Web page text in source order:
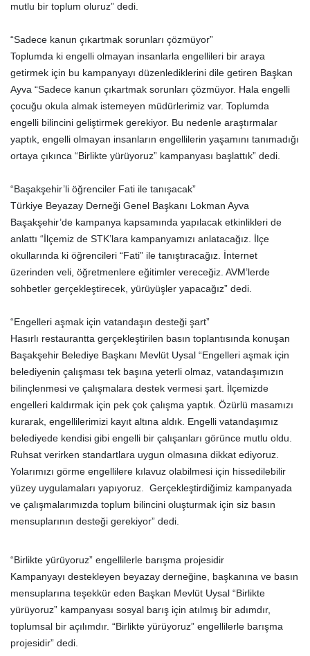
mutlu bir toplum oluruz” dedi.
“Sadece kanun çıkartmak sorunları çözmüyor”
Toplumda ki engelli olmayan insanlarla engellileri bir araya
getirmek için bu kampanyayı düzenlediklerini dile getiren Başkan
Ayva “Sadece kanun çıkartmak sorunları çözmüyor. Hala engelli
çocuğu okula almak istemeyen müdürlerimiz var. Toplumda
engelli bilincini geliştirmek gerekiyor. Bu nedenle araştırmalar
yaptık, engelli olmayan insanların engellilerin yaşamını tanımadığı
ortaya çıkınca “Birlikte yürüyoruz” kampanyası başlattık” dedi.
“Başakşehir’li öğrenciler Fati ile tanışacak”
Türkiye Beyazay Derneği Genel Başkanı Lokman Ayva
Başakşehir’de kampanya kapsamında yapılacak etkinlikleri de
anlattı “İlçemiz de STK’lara kampanyamızı anlatacağız. İlçe
okullarında ki öğrencileri “Fati” ile tanıştıracağız. İnternet
üzerinden veli, öğretmenlere eğitimler vereceğiz. AVM’lerde
sohbetler gerçekleştirecek, yürüyüşler yapacağız” dedi.
“Engelleri aşmak için vatandaşın desteği şart”
Hasırlı restaurantta gerçekleştirilen basın toplantısında konuşan
Başakşehir Belediye Başkanı Mevlüt Uysal “Engelleri aşmak için
belediyenin çalışması tek başına yeterli olmaz, vatandaşımızın
bilinçlenmesi ve çalışmalara destek vermesi şart. İlçemizde
engelleri kaldırmak için pek çok çalışma yaptık. Özürlü masamızı
kurarak, engellilerimizi kayıt altına aldık. Engelli vatandaşımız
belediyede kendisi gibi engelli bir çalışanları görünce mutlu oldu.
Ruhsat verirken standartlara uygun olmasına dikkat ediyoruz.
Yolarımızı görme engellilere kılavuz olabilmesi için hissedilebilir
yüzey uygulamaları yapıyoruz. Gerçekleştirdiğimiz kampanyada
ve çalışmalarımızda toplum bilincini oluşturmak için siz basın
mensuplarının desteği gerekiyor” dedi.
“Birlikte yürüyoruz” engellilerle barışma projesidir
Kampanyayı destekleyen beyazay derneğine, başkanına ve basın
mensuplarına teşekkür eden Başkan Mevlüt Uysal “Birlikte
yürüyoruz” kampanyası sosyal barış için atılmış bir adımdır,
toplumsal bir açılımdır. “Birlikte yürüyoruz” engellilerle barışma
projesidir” dedi.